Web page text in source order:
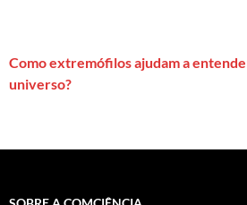
Como extremófilos ajudam a
universo?